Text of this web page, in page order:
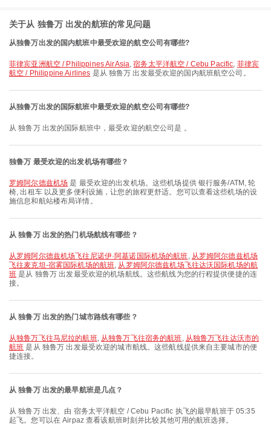
关于从 独鲁万 出发的航班的常见问题
从独鲁万出发的国内航班中最受欢迎的航空公司有哪些?
菲律宾亚洲航空 / Philippines AirAsia,宿务太平洋航空 / Cebu Pacific, 菲律宾
航空 / Philippine Airlines 是从 独鲁万 出发最受欢迎的国内航班航空公司。
从独鲁万出发的国际航班中最受欢迎的航空公司有哪些?
从 独鲁万 出发的国际航班中，最受欢迎的航空公司是 。
独鲁万 最受欢迎的出发机场有哪些？
罗姆阿尔德兹机场 是 最受欢迎的出发机场。这些机场提供 银行服务/ATM, 轮
椅, 出租车 以及更多便利设施，让您的旅程更舒适。您可以查看这些机场的设
施信息和航站楼布局详情。
从 独鲁万 出发的热门机场航线有哪些？
从罗姆阿尔德兹机场飞往尼诺伊·阿基诺国际机场的航班, 从罗姆阿尔德兹机场
飞往麦克坦-宿雾国际机场的航班, 从罗姆阿尔德兹机场飞往达沃国际机场的航
班 是从 独鲁万 出发最受欢迎的机场航线。这些航线为您的行程提供便捷的连
接。
从 独鲁万 出发的热门城市路线有哪些？
从独鲁万飞往马尼拉的航班, 从独鲁万飞往宿务的航班, 从独鲁万飞往达沃市的
航班 是从 独鲁万 出发最受欢迎的城市航线。这些航线提供来自主要城市的便
捷连接。
从 独鲁万 出发的最早航班是几点？
从 独鲁万 出发、由 宿务太平洋航空 / Cebu Pacific 执飞的最早航班于 05:35
起飞。您可以在 Airpaz 查看该航班时刻并比较其他可用的航班选择。